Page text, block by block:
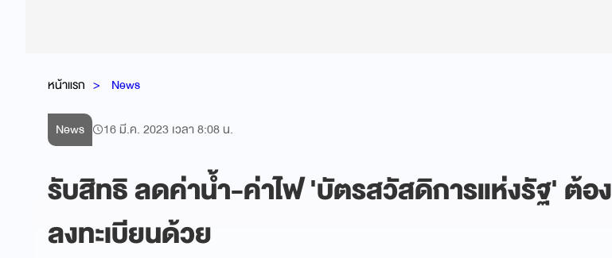
หน้าแรก News
News 16 มี.ค. 2023 เวลา 8:08 น.
รับสิทธิ ลดค่าน้ำ-ค่าไฟ 'บัตรสวัสดิการแห่งรัฐ' ต้อง
ลงทะเบียนด้วย